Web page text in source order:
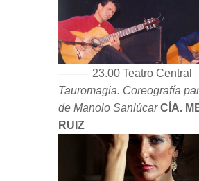
––––– 23.00 Teatro Central
Tauromagia. Coreografía
de Manolo Sanlúcar CÍA.
RUIZ